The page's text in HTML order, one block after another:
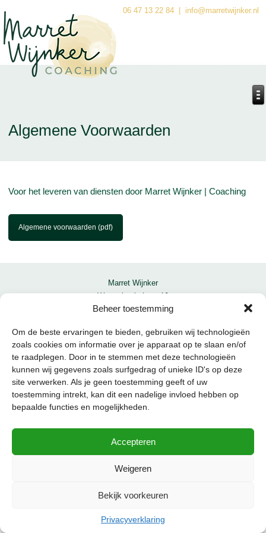
Beheer toestemming
Om de beste ervaringen te bieden, gebruiken wij technologieën
zoals cookies om informatie over je apparaat op te slaan en/of
te raadplegen. Door in te stemmen met deze technologieën
kunnen wij gegevens zoals surfgedrag of unieke ID's op deze
site verwerken. Als je geen toestemming geeft of uw
toestemming intrekt, kan dit een nadelige invloed hebben op
bepaalde functies en mogelijkheden.
Accepteren
Weigeren
Bekijk voorkeuren
Privacyverklaring
06 47 13 22 84 | info@marretwijnker.nl
Algemene Voorwaarden
Voor het leveren van diensten door Marret Wijnker | Coaching
Algemene voorwaarden (pdf)
Marret Wijnker
Westerboekelweg 10
1718 MK Hoogwoud
info@marretwijnker.nl
Algemene voorwaarden
Privacyverklaring
Copyright © 2020 marretwijnker.nl | Alle rechten voorbehouden.